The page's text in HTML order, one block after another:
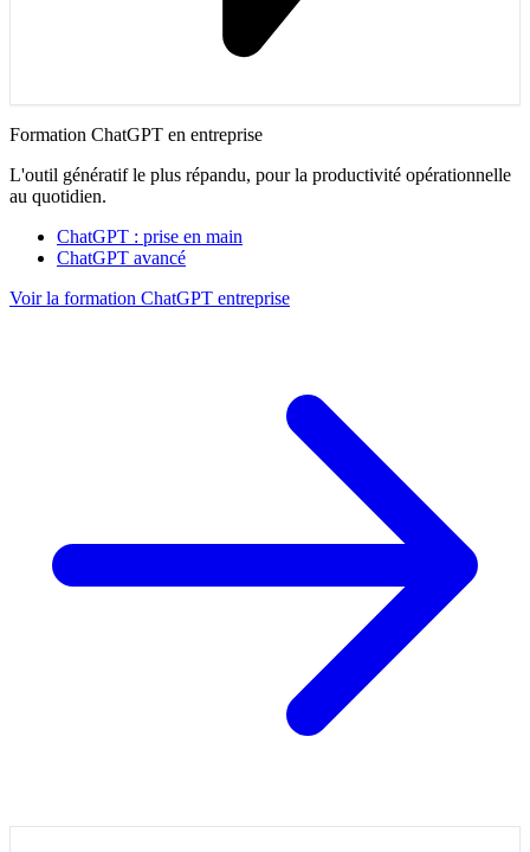
Formation ChatGPT en entreprise
L'outil génératif le plus répandu, pour la productivité opérationnelle
au quotidien.
ChatGPT : prise en main
ChatGPT avancé
Voir la formation ChatGPT entreprise